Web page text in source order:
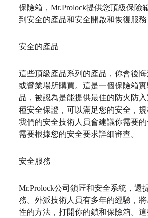
保險箱， Mr.Prolock提供您頂級保險
到安全的產品和安全開啟和恢復服務
安全的產品
這些頂級產品系列的產品，你會後
或營業場所購買。這是一個保險箱
品，被認為是能提供最佳的防火防
種安全保證，可以滿足您的安全，規
我們的安全技術人員會建議你需要
需要根據您的安全要求詳細審查。
安全服務
Mr.Prolock公司鎖匠和安全系統，還
務。外派技術人員有多年的經驗，
性的方法，打開你的鎖和保險箱。